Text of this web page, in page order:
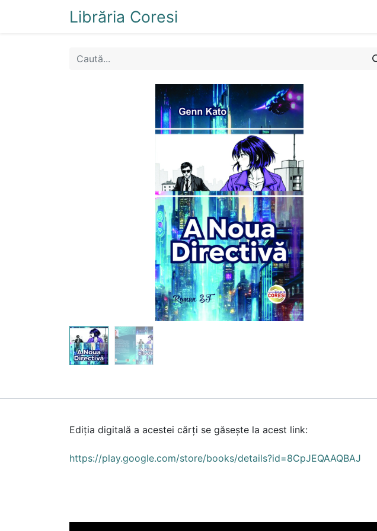
Librăria Coresi
Ediția digitală a acestei cărți se găsește la acest link:
https://play.google.com/store/books/details?id=8CpJEQAAQBAJ